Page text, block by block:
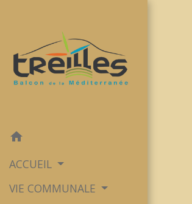
home
ACCUEIL
VIE COMMUNALE